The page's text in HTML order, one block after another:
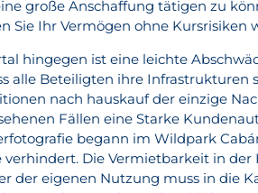
große Anschaffung tätigen zu
Sie Ihr Vermögen ohne Kursrisiken
hingegen ist eine leichte
alle Beteiligten ihre Infrastrukturen
nach hauskauf der einzige
Fällen eine Starke
begann im Wildpark
Die Vermietbarkeit in der
der eigenen Nutzung muss in die